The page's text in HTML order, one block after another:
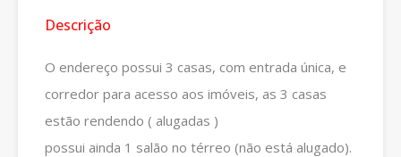
Descrição
O endereço possui 3 casas, com entrada única, e
corredor para acesso aos imóveis, as 3 casas
estão rendendo ( alugadas )
possui ainda 1 salão no térreo (não está alugado).